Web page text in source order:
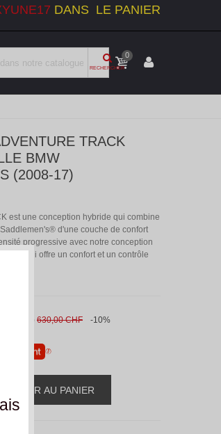
DANS LE PANIER
RECHERCHER
0
TRACK
BMW
(2008-17)
est une conception hybride qui combine
d'une couche de confort
progressive avec notre conception
qui offre un confort et un contrôle
(TVA incl.) 630,00 CHF -10%
AJOUTER AU PANIER